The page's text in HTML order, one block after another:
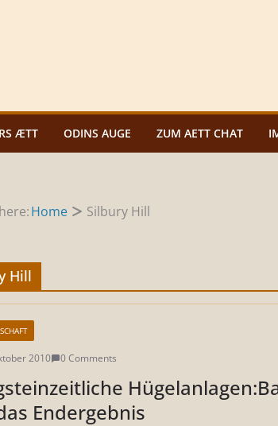
ÆTT ODINS AUGE ZUM AETT CHAT
Home Silbury Hill
Hill
2010 0 Comments
Endergebnis